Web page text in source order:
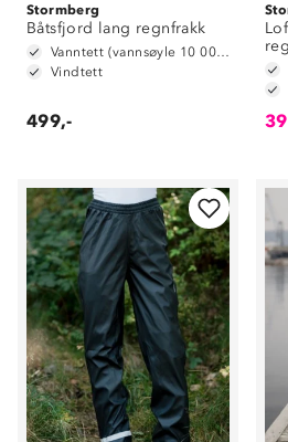
Stormberg
Båtsfjord lang regnfrakk
Vanntett (vannsøyle 10 000 mm)
Vindtett
499,-